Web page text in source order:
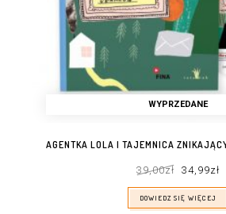
WYPRZEDANE
AGENTKA LOLA I TAJEMNICA
39,00zł cena
wynosiła:
39,00zł.
34,99zł
DOWIEDZ SIĘ WIĘCEJ